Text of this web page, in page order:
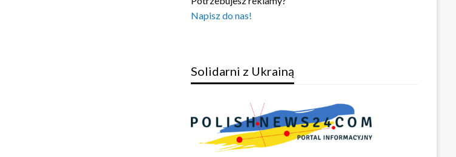
Napisz do nas!
Solidarni z Ukrainą